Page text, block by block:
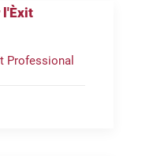
l'Èxit
Professional